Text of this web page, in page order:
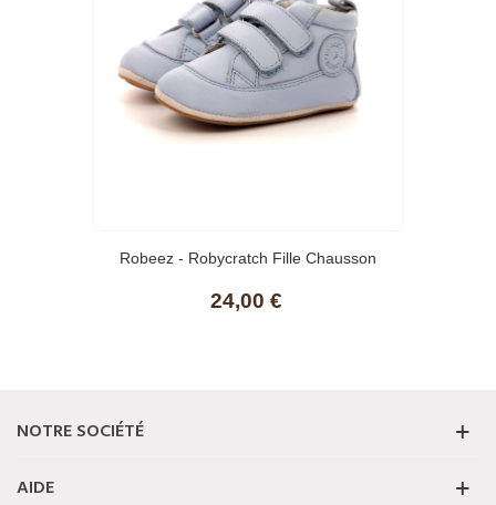
Robeez - Robycratch Fille Chausson
24,00 €
NOTRE SOCIÉTÉ
AIDE